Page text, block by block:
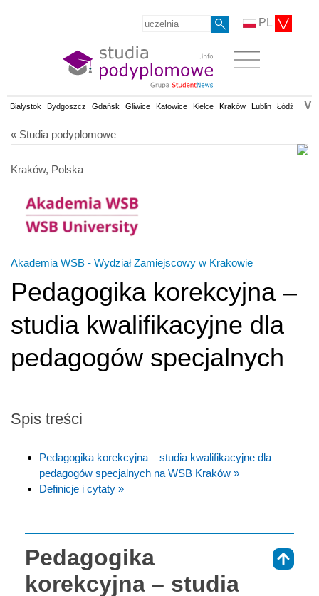
PL
Białystok Bydgoszcz Gdańsk Gliwice Katowice Kielce Kraków Lublin Łódź V
« Studia podyplomowe
Kraków, Polska
Akademia WSB - Wydział Zamiejscowy w Krakowie
Pedagogika korekcyjna –
studia kwalifikacyjne dla
pedagogów specjalnych
Spis treści
Pedagogika korekcyjna – studia kwalifikacyjne dla
pedagogów specjalnych na WSB Kraków »
Definicje i cytaty »
Pedagogika
korekcyjna – studia